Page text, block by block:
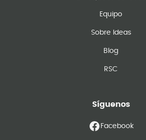
Equipo
Sobre Ideas
Blog
RSC
Síguenos
Facebook